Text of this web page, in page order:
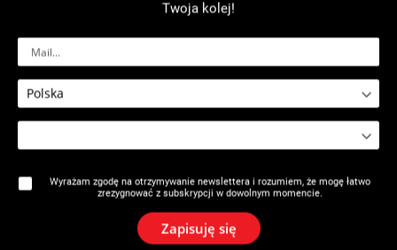
Czwarte zabezpieczenie silnika i kół zębatych dzięki systemowi
3 prędkości: 230/500/1030 obr/min (pod obciążeniem).
Dodatkowy uchwyt do przenoszenia, łatwy montaż.
Złącze UNC 1.1/4".
Wyłącznik bezpieczeństwa PRCD.
Statyw:
Kolumny statywu z aluminium, pręty wzmacniające ograniczają
Wiercenie na całej wysokości statywu (skala w mm); Odchylany w
Hamulec nastawny; Przycisk zatrzymania: łatwe ustawienie silnika.
Praktyczny: wbudowany wskaźnik centrowania i poziomu.
zamocowanie za pomocą śruby mocującej lub z pompą próżniową.
Dźwignia posuwu w prawo/lewo, zdejmowalna bez narzędzia.
Twoja kolej!
Wyrażam zgodę na otrzymywanie newslettera i rozumiem, że mogę łatwo
zrezygnować z subskrypcji w dowolnym momencie.
Zapisuję się